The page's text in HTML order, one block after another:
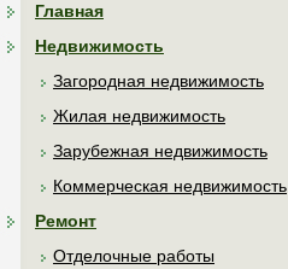
Главная
Недвижимость
Загородная недвижимость
Жилая недвижимость
Зарубежная недвижимость
Коммерческая недвижимость
Ремонт
Отделочные работы